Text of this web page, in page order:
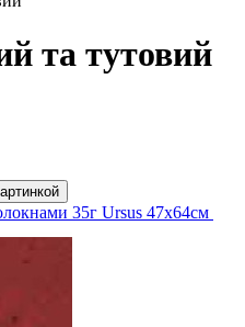
та тутовий
35г Ursus 47х64см